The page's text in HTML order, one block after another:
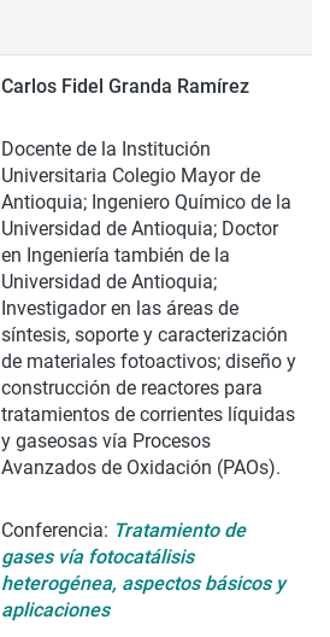
Carlos Fidel Granda Ramírez
Docente de la Institución
Universitaria Colegio Mayor de
Antioquia; Ingeniero Químico de la
Universidad de Antioquia; Doctor
en Ingeniería también de la
Universidad de Antioquia;
Investigador en las áreas de
síntesis, soporte y caracterización
de materiales fotoactivos; diseño y
construcción de reactores para
tratamientos de corrientes líquidas
y gaseosas vía Procesos
Avanzados de Oxidación (PAOs).
Conferencia: Tratamiento de
gases vía fotocatálisis
heterogénea, aspectos básicos y
aplicaciones